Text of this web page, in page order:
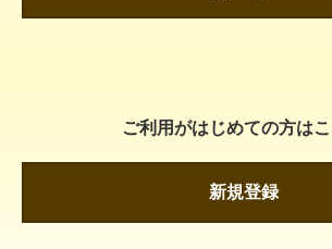
ご利用がはじめての方は
新規登録